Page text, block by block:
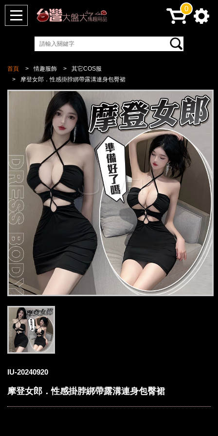
首頁 情趣服飾
其它COS服
摩登女郎．性感掛脖綁帶露溝連身包臀裙
IU-20240920
摩登女郎．性感掛脖綁帶露溝連身包臀裙
0